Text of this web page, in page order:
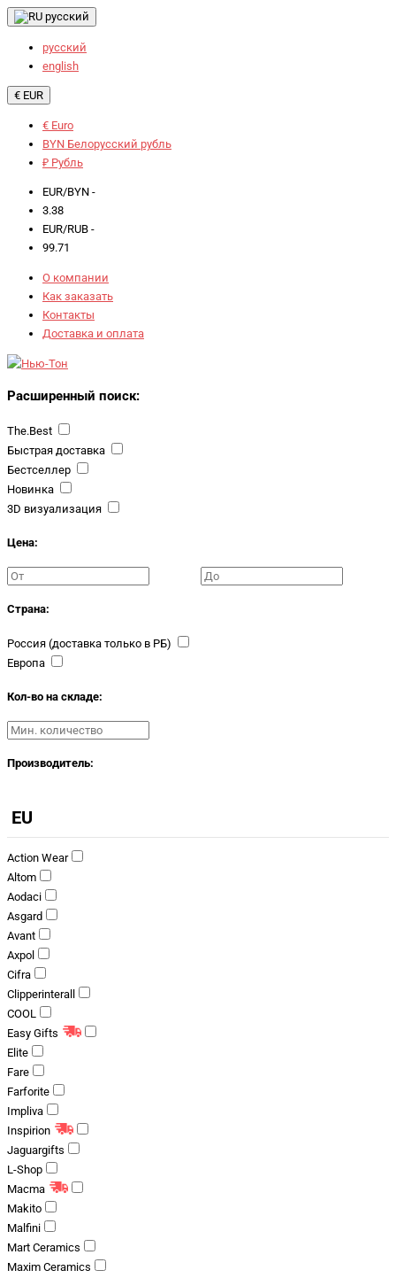
русский
русский
english
€ EUR
€ Euro
BYN Белорусский рубль
₽ Рубль
EUR/BYN -
3.38
EUR/RUB -
99.71
О компании
Как заказать
Контакты
Доставка и оплата
Расширенный поиск:
The.Best
Быстрая доставка
Бестселлер
Новинка
3D визуализация
Цена:
Страна:
Россия (доставка только в РБ)
Европа
Кол-во на складе:
Производитель:
EU
Action Wear
Altom
Aodaci
Asgard
Avant
Axpol
Cifra
Clipperinterall
COOL
Easy Gifts
Elite
Fare
Farforite
Impliva
Inspirion
Jaguargifts
L-Shop
Macma
Makito
Malfini
Mart Ceramics
Maxim Ceramics